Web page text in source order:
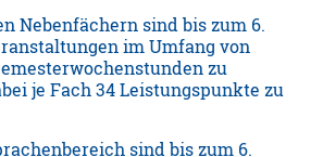
Nebenfächern sind bis zum 6.
im Umfang von
zu
je Fach 34 Leistungspunkte zu
sind bis zum 6.